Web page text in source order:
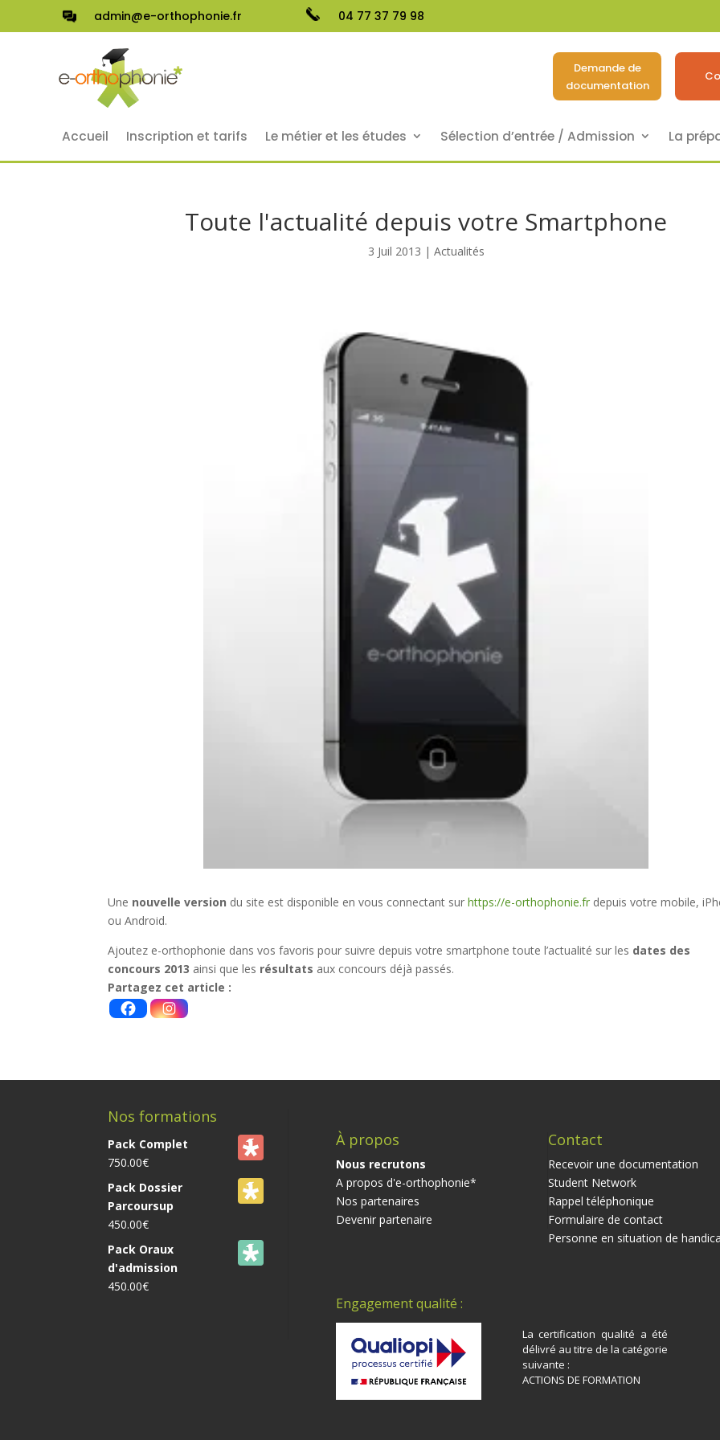
admin@e-orthophonie.fr 04 77 37 79 98
Demande de
documentation
Accueil Inscription et tarifs Le métier et les études Sélection d’entrée / Admission La
Toute l'actualité depuis votre Smartphone
3 Juil 2013 | Actualités
Une nouvelle version du site est disponible en vous connectant surhttps://e-orthophonie.fr depuis votre mobile,
ou Android.
Ajoutez e-orthophonie dans vos favoris pour suivre depuis votre smartphone toute l’actualité sur les dates des
concours 2013 ainsi que les résultats aux concours déjà passés.
Partagez cet article :
Nos formations
Pack Complet
750.00€
Pack Dossier
Parcoursup
450.00€
Pack Oraux
d'admission
450.00€
À propos
Nous recrutons
A propos d'e-orthophonie*
Nos partenaires
Devenir partenaire
Contact
Recevoir une documentation
Student Network
Rappel téléphonique
Formulaire de contact
Personne en situation de
Engagement qualité :
La certification qualité a été
délivré au titre de la catégorie
suivante :
ACTIONS DE FORMATION